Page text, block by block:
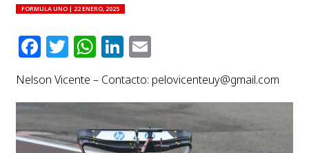
FORMULA UNO | 22 ENERO, 2025
Facebook
Twitter
WhatsApp
LinkedIn
Email
Nelson Vicente – Contacto: pelovicenteuy@gmail.com